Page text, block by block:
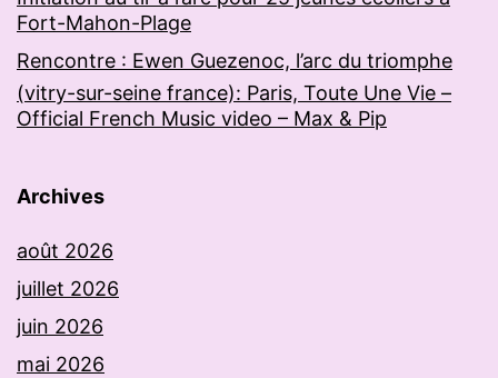
Fort-Mahon-Plage
Rencontre : Ewen Guezenoc, l’arc du triomphe
(vitry-sur-seine france): Paris, Toute Une Vie –
Official French Music video – Max & Pip
Archives
août 2026
juillet 2026
juin 2026
mai 2026